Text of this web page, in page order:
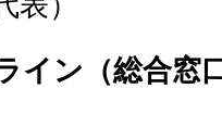
イン（総合窓